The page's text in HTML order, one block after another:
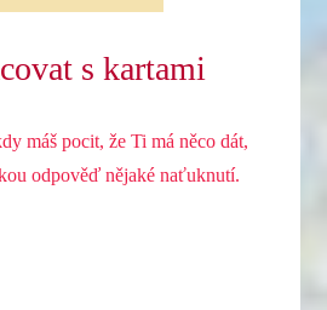
s kartami
máš pocit, že Ti má něco dát,
odpověď nějaké naťuknutí.